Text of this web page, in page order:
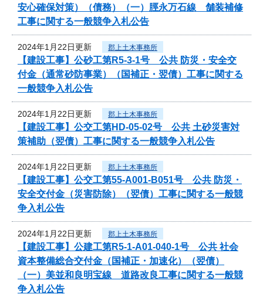
安心確保対策）（債務）（一）脛永万石線 舗装補修
工事に関する一般競争入札公告
2024年1月22日更新 郡上土木事務所
【建設工事】公砂工第R5-3-1号 公共 防災・安全交
付金（通常砂防事業）（国補正・翌債）工事に関する
一般競争入札公告
2024年1月22日更新 郡上土木事務所
【建設工事】公交工第HD-05-02号 公共 土砂災害対
策補助（翌債）工事に関する一般競争入札公告
2024年1月22日更新 郡上土木事務所
【建設工事】公交工第55-A001-B051号 公共 防災・
安全交付金（災害防除）（翌債）工事に関する一般競
争入札公告
2024年1月22日更新 郡上土木事務所
【建設工事】公建工第R5-1-A01-040-1号 公共 社会
資本整備総合交付金（国補正・加速化）（翌債）
（一）美並和良明宝線 道路改良工事に関する一般競
争入札公告